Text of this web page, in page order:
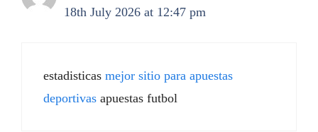
18th July 2026 at 12:47 pm
estadisticas mejor sitio para apuestas
deportivas apuestas futbol